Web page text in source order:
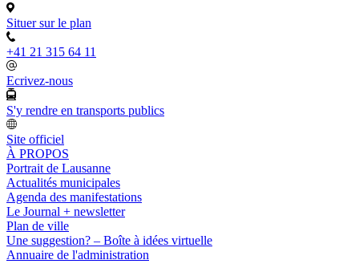
Situer sur le plan
+41 21 315 64 11
Ecrivez-nous
S'y rendre en transports publics
Site officiel
À PROPOS
Portrait de Lausanne
Actualités municipales
Agenda des manifestations
Le Journal + newsletter
Plan de ville
Une suggestion? – Boîte à idées virtuelle
Annuaire de l'administration